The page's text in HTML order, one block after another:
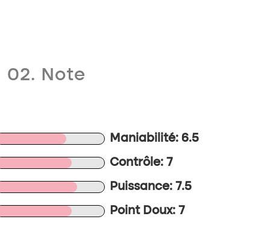
02. Note
Maniabilité: 6.5
Contrôle: 7
Puissance: 7.5
Point Doux: 7